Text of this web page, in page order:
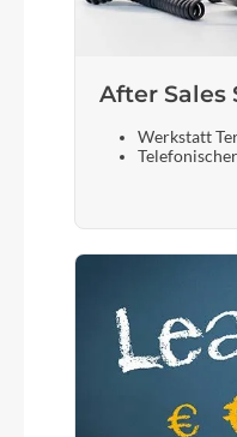
After Sales
Werkstatt